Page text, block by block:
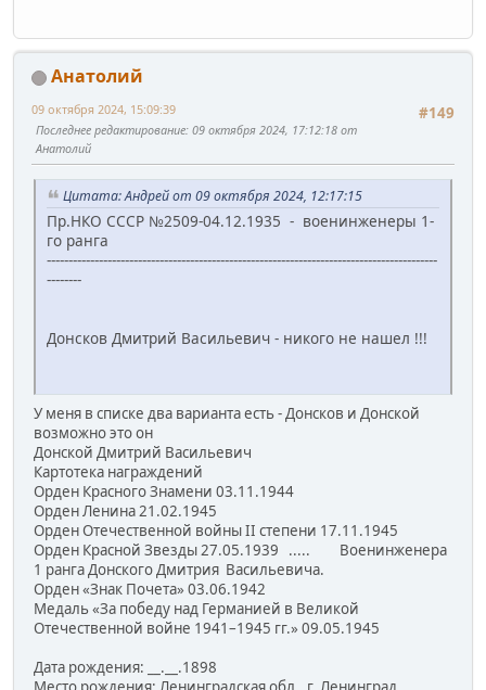
Анатолий
#149
09 октября 2024, 15:09:39
Последнее редактирование: 09 октября 2024, 17:12:18 от
Анатолий
Цитата: Андрей от 09 октября 2024, 12:17:15
Пр.НКО СССР №2509-04.12.1935 - военинженеры 1-
го ранга
------------------------------------------------------------------------------------------
--------
Донсков Дмитрий Васильевич - никого не нашел !!!
У меня в списке два варианта есть - Донсков и Донской
возможно это он
Донской Дмитрий Васильевич
Картотека награждений
Орден Красного Знамени 03.11.1944
Орден Ленина 21.02.1945
Орден Отечественной войны II степени 17.11.1945
Орден Красной Звезды 27.05.1939 ..... Военинженера
1 ранга Донского Дмитрия Васильевича.
Орден «Знак Почета» 03.06.1942
Медаль «За победу над Германией в Великой
Отечественной войне 1941–1945 гг.» 09.05.1945
Дата рождения: __.__.1898